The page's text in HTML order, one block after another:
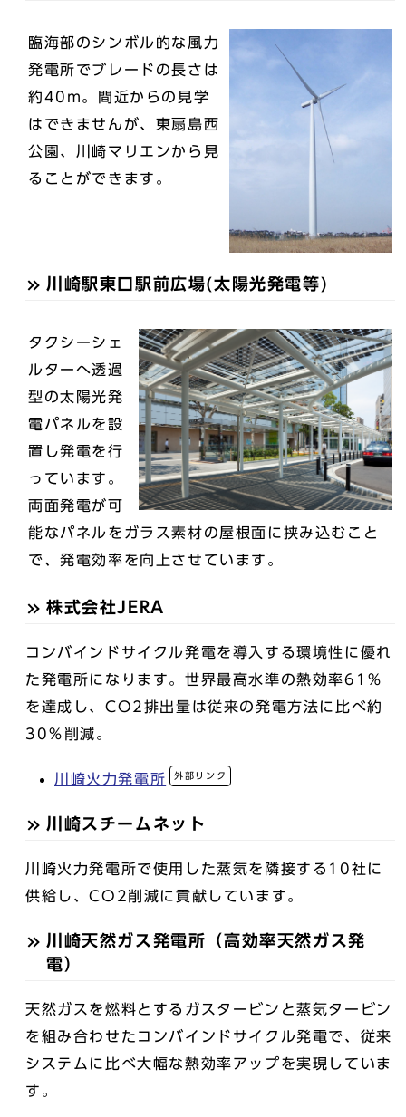
臨海部のシンボル的な風力
発電所でブレードの長さは
約40m。間近からの見学
はできませんが、東扇島西
公園、川崎マリエンから見
ることができます。
川崎駅東口駅前広場(太陽光発電等)
タクシーシェ
ルターへ透過
型の太陽光発
電パネルを設
置し発電を行
っています。
両面発電が可
能なパネルをガラス素材の屋根面に挟み込むこと
で、発電効率を向上させています。
株式会社JERA
コンバインドサイクル発電を導入する環境性に優れ
た発電所になります。世界最高水準の熱効率61％
を達成し、CO2排出量は従来の発電方法に比べ約
30％削減。
川崎火力発電所 外部リンク
川崎スチームネット
川崎火力発電所で使用した蒸気を隣接する10社に
供給し、CO2削減に貢献しています。
川崎天然ガス発電所（高効率天然ガス発
電）
天然ガスを燃料とするガスタービンと蒸気タービン
を組み合わせたコンバインドサイクル発電で、従来
システムに比べ大幅な熱効率アップを実現していま
す。